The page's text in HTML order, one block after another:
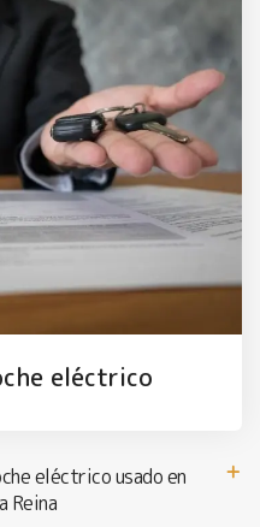
eléctrico
eléctrico usado en
Reina